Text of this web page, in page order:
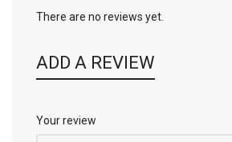
There are no reviews yet.
ADD A REVIEW
Your review